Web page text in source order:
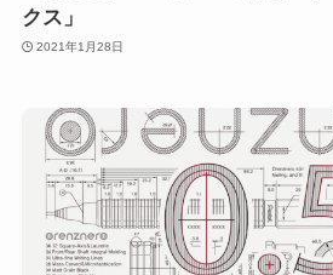
クス」
2021年1月28日